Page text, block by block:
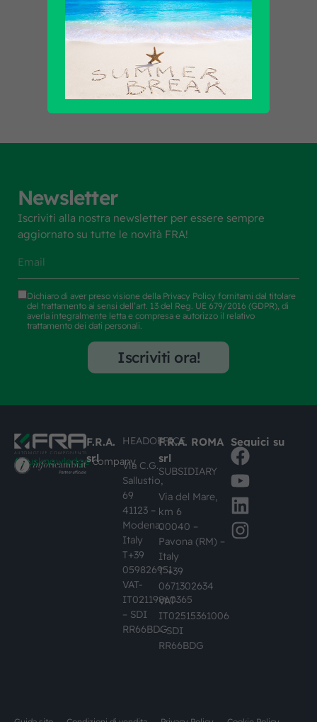
Scopri tutti i prodotti
Newsletter
Iscriviti alla nostra newsletter per essere sempre
aggiornato su tutte le novità FRA!
Dichiaro di aver preso visione della Privacy Policy fornitami dal titolare
del trattamento ai sensi dell’art. 13 del Reg. UE 679/2016 (GDPR), di
averla integralmente letta e compresa e autorizzo il relativo
trattamento dei dati personali.
Iscriviti ora!
#busknowledgecompany
F.R.A.
srl
HEADOFFICE
Via C.G.
Sallustio,
69
41123 –
Modena,
Italy
T+39
059826951
VAT-
IT02119860365
– SDI
RR66BDG
F.R.A. ROMA
srl
SUBSIDIARY
Via del Mare,
km 6
00040 –
Pavona (RM) –
Italy
T +39
0671302634
VAT-
IT02515361006
– SDI
RR66BDG
Seguici su